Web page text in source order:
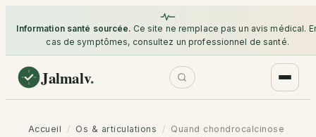
Information santé sourcée. Ce site ne remplace pas un avis médical.
cas de symptômes, consultez un professionnel de santé.
Jalmalv.
Accueil / Os & articulations / Quand chondrocalcinose